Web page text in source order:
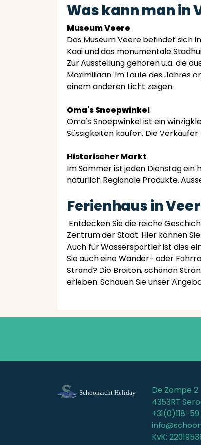
Was kann man in
Museum Veere
Das Museum Veere befindet sich
Kaai und das monumentale
Zur Ausstellung gehören u.a. die
Maximiliaan. Im Laufe des Jahres
einem anderen Licht zeigen.
Oma's Snoepwinkel
Oma's Snoepwinkel ist ein
Süssigkeiten kaufen. Die
Historischer Markt
Im Sommer ist jeden Dienstag ein
natürlich Regionale Produkte.
Ferienhaus in
Entdecken Sie die reiche
Zentrum der Stadt. Hier können
Auch für Wassersportler ist dies
Sie auch eine Wander- oder
Strand? Die Breiten, schönen
erleben. Schauen Sie unser
De Zompe 2
4353RT
+31(0)118-59
KvK: